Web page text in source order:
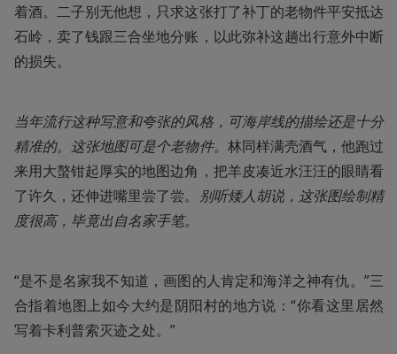
着酒。二子别无他想，只求这张打了补丁的老物件平安抵达
石岭，卖了钱跟三合坐地分账，以此弥补这趟出行意外中断
的损失。
当年流行这种写意和夸张的风格，可海岸线的描绘还是十分
精准的。这张地图可是个老物件。 林同样满壳酒气，他跑过
来用大螯钳起厚实的地图边角，把羊皮凑近水汪汪的眼睛看
了许久，还伸进嘴里尝了尝。
别听矮人胡说，这张图绘制精
度很高，毕竟出自名家手笔。
“是不是名家我不知道，画图的人肯定和海洋之神有仇。”三
合指着地图上如今大约是阴阳村的地方说：“你看这里居然
写着卡利普索灭迹之处。”